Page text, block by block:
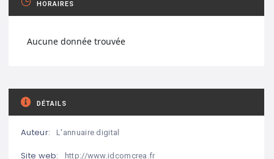
HORAIRES
Aucune donnée trouvée
DÉTAILS
Auteur: L'annuaire digital
Site web: http://www.idcomcrea.fr